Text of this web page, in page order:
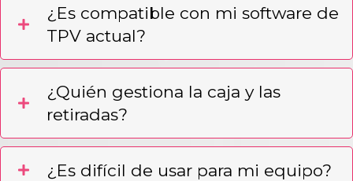
¿Es compatible con mi software de
TPV actual?
¿Quién gestiona la caja y las
retiradas?
¿Es difícil de usar para mi equipo?